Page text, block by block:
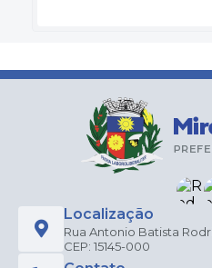
Localização
Rua Antonio Batista
CEP: 15145-000